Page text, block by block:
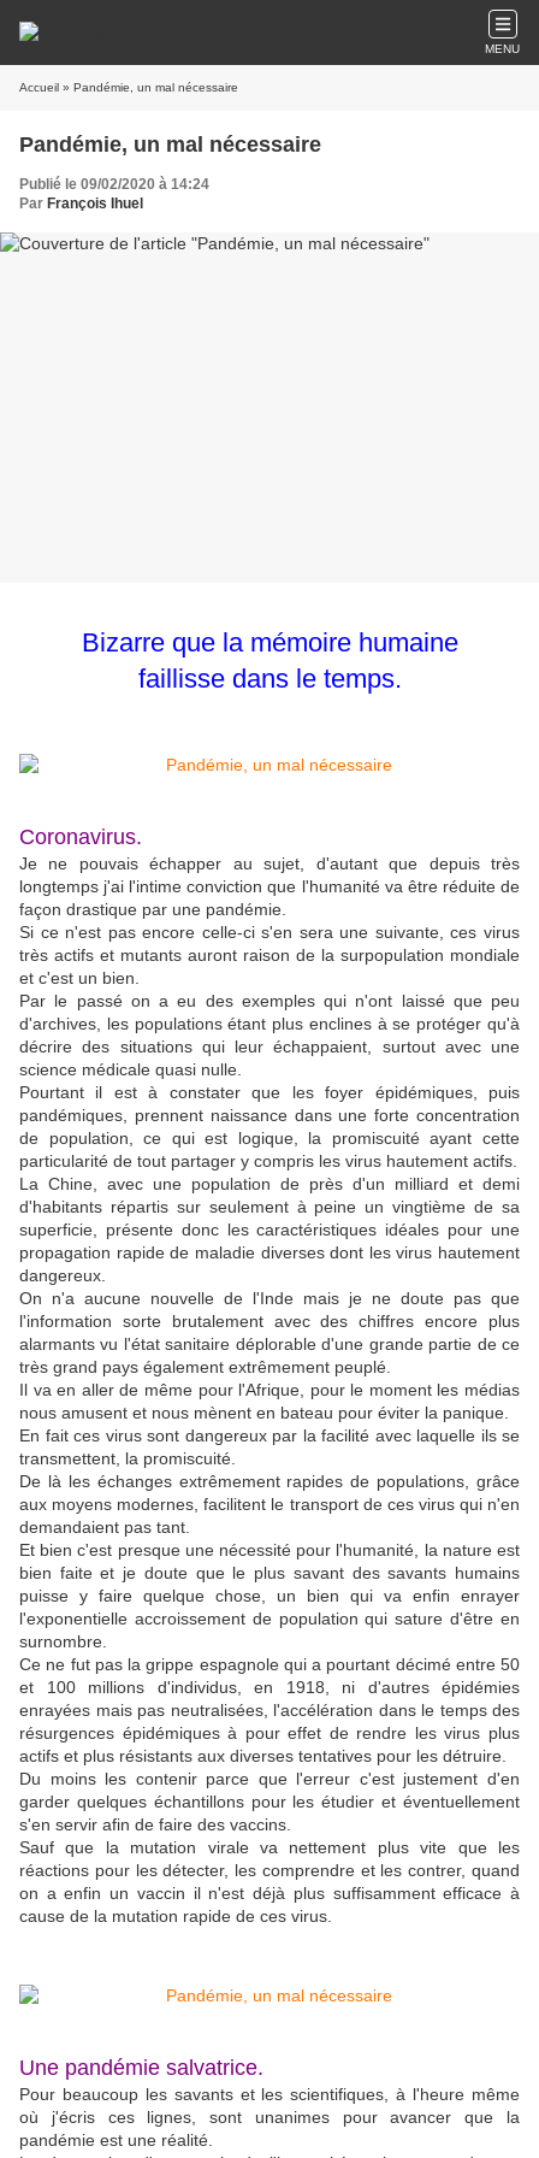
MENU
Accueil » Pandémie, un mal nécessaire
Pandémie, un mal nécessaire
Publié le 09/02/2020 à 14:24
Par François Ihuel
Bizarre que la mémoire humaine
faillisse dans le temps.
Coronavirus.
Je ne pouvais échapper au sujet, d'autant que depuis très
longtemps j'ai l'intime conviction que l'humanité va être réduite de
façon drastique par une pandémie.
Si ce n'est pas encore celle-ci s'en sera une suivante, ces virus
très actifs et mutants auront raison de la surpopulation mondiale
et c'est un bien.
Par le passé on a eu des exemples qui n'ont laissé que peu
d'archives, les populations étant plus enclines à se protéger qu'à
décrire des situations qui leur échappaient, surtout avec une
science médicale quasi nulle.
Pourtant il est à constater que les foyer épidémiques, puis
pandémiques, prennent naissance dans une forte concentration
de population, ce qui est logique, la promiscuité ayant cette
particularité de tout partager y compris les virus hautement actifs.
La Chine, avec une population de près d'un milliard et demi
d'habitants répartis sur seulement à peine un vingtième de sa
superficie, présente donc les caractéristiques idéales pour une
propagation rapide de maladie diverses dont les virus hautement
dangereux.
On n'a aucune nouvelle de l'Inde mais je ne doute pas que
l'information sorte brutalement avec des chiffres encore plus
alarmants vu l'état sanitaire déplorable d'une grande partie de ce
très grand pays également extrêmement peuplé.
Il va en aller de même pour l'Afrique, pour le moment les médias
nous amusent et nous mènent en bateau pour éviter la panique.
En fait ces virus sont dangereux par la facilité avec laquelle ils se
transmettent, la promiscuité.
De là les échanges extrêmement rapides de populations, grâce
aux moyens modernes, facilitent le transport de ces virus qui n'en
demandaient pas tant.
Et bien c'est presque une nécessité pour l'humanité, la nature est
bien faite et je doute que le plus savant des savants humains
puisse y faire quelque chose, un bien qui va enfin enrayer
l'exponentielle accroissement de population qui sature d'être en
surnombre.
Ce ne fut pas la grippe espagnole qui a pourtant décimé entre 50
et 100 millions d'individus, en 1918, ni d'autres épidémies
enrayées mais pas neutralisées, l'accélération dans le temps des
résurgences épidémiques à pour effet de rendre les virus plus
actifs et plus résistants aux diverses tentatives pour les détruire.
Du moins les contenir parce que l'erreur c'est justement d'en
garder quelques échantillons pour les étudier et éventuellement
s'en servir afin de faire des vaccins.
Sauf que la mutation virale va nettement plus vite que les
réactions pour les détecter, les comprendre et les contrer, quand
on a enfin un vaccin il n'est déjà plus suffisamment efficace à
cause de la mutation rapide de ces virus.
Une pandémie salvatrice.
Pour beaucoup les savants et les scientifiques, à l'heure même
où j'écris ces lignes, sont unanimes pour avancer que la
pandémie est une réalité.